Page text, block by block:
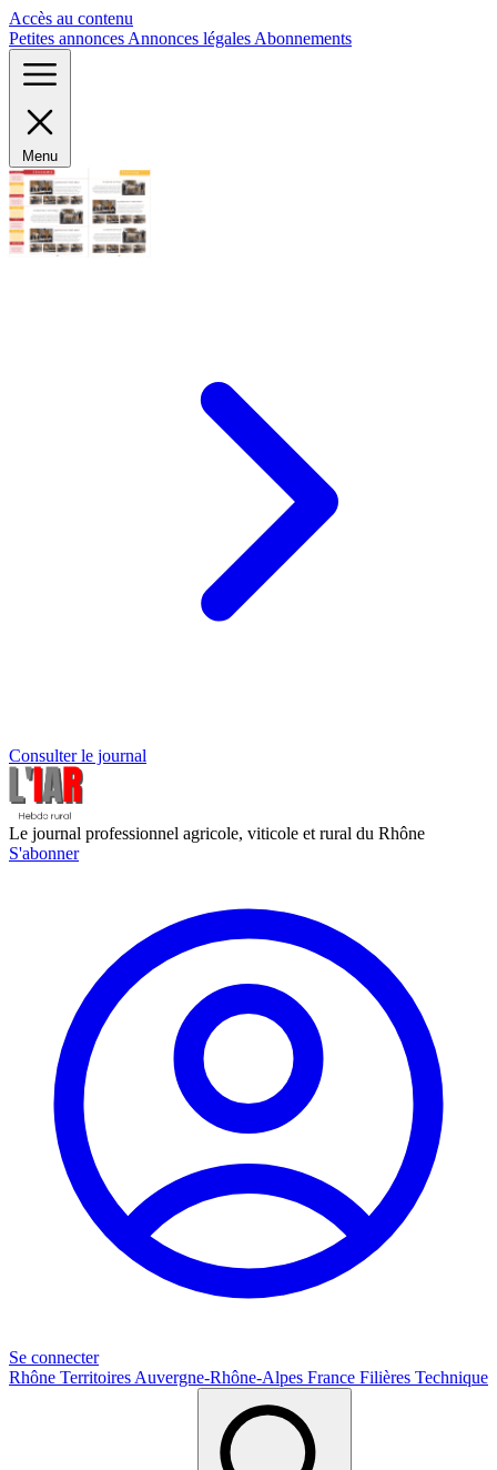
Accès au contenu
Petites annonces Annonces légales Abonnements
Menu
Consulter le journal
Le journal professionnel agricole, viticole et rural du Rhône
S'abonner
Se connecter
Rhône Territoires Auvergne-Rhône-Alpes France Filières Technique
Panneau de gestion des cookies